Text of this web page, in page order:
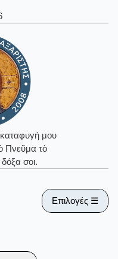
μου
Πνεῦμα τὸ
σοι.
Επιλογές ☰